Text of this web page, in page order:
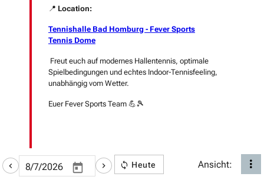
📍 Location:
Tennishalle Bad Homburg - Fever Sports
Tennis Dome
Freut euch auf modernes Hallentennis, optimale
Spielbedingungen und echtes Indoor-Tennisfeeling,
unabhängig vom Wetter.
Euer Fever Sports Team 💪🎾
Heute Ansicht: